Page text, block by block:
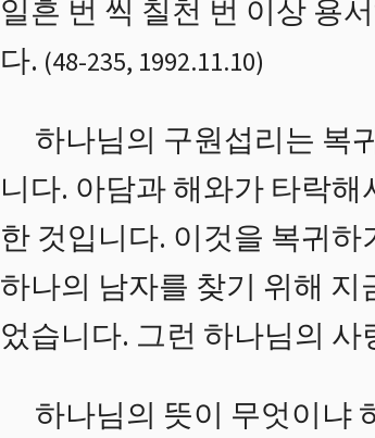
일흔 번 씩 칠천 번 이상 용
다. (48-235, 1992.11.10)
하나님의 구원섭리는 복
니다. 아담과 해와가 타락
한 것입니다. 이것을 복귀
하나의 남자를 찾기 위해
었습니다. 그런 하나님의
하나님의 뜻이 무엇이냐